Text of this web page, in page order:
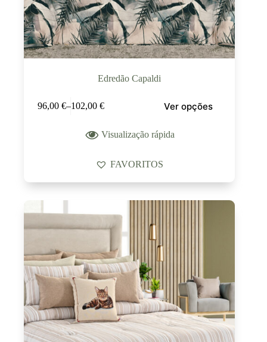
Edredão Capaldi
96,00 €–102,00 € Ver opções
Visualização rápida
FAVORITOS